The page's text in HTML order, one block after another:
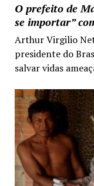
O prefeito de
se importar”
Arthur Virgilio
presidente do
salvar vidas